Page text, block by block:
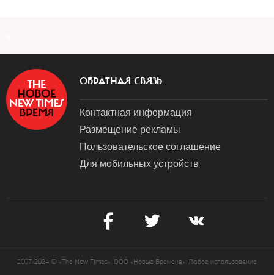
ОБРАТНАЯ СВЯЗЬ
Контактная информация
Размещение рекламы
Пользовательское соглашение
Для мобильных устройств
2007-2024 © «The New Times». ООО «Новые Времена». Любое использование